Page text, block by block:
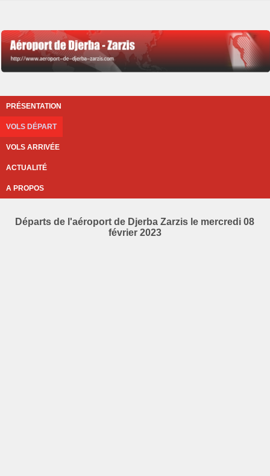
PRÉSENTATION
VOLS DÉPART
VOLS ARRIVÉE
ACTUALITÉ
A PROPOS
Départs de l'aéroport de Djerba Zarzis le mercredi 08
février 2023